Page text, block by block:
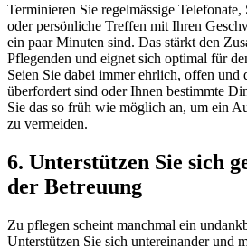
Terminieren Sie regelmässige
oder persönliche Treffen mit Ihren
ein paar Minuten sind. Das stärkt den
Pflegenden und eignet sich optimal für
Seien Sie dabei immer ehrlich, offen und
überfordert sind oder Ihnen bestimmte
Sie das so früh wie möglich an, um ein
zu vermeiden.
6. Unterstützen Sie sich
der Betreuung
Zu pflegen scheint manchmal ein
Unterstützen Sie sich untereinander und